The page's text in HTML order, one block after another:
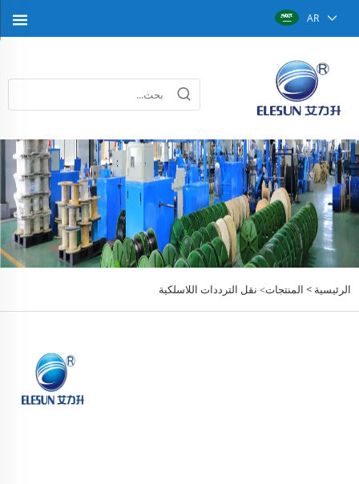
AR
الرئيسية > المنتجات> نقل الترددات اللاسلكية